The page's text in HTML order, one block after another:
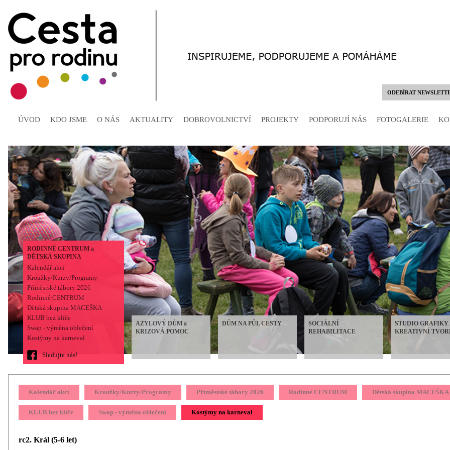
ÚVOD KDO JSME O NÁS AKTUALITY DOBROVOLNICTVÍ PROJEKTY PODPORUJÍ NÁS FOTOGALERIE
ODEBÍRAT
RODINNÉ CENTRUM a
DĚTSKÁ SKUPINA
Kalendář akcí
Kroužky/Kurzy/Programy
Příměstské tábory 2026
Rodinné CENTRUM
Dětská skupina MACEŠKA
KLUB bez klíče
Swap - výměna oblečení
Kostýmy na karneval
Sledujte nás!
AZYLOVÝ DŮM a
KRIZOVÁ POMOC
DŮM NA PŮL CESTY
SOCIÁLNÍ
REHABILITACE
STUDIO GRAFIKY
KREATIVNÍ
Kalendář akcí Kroužky/Kurzy/Programy Příměstské tábory 2026 Rodinné CENTRUM Dětská skupina MACEŠKA
KLUB bez klíče Swap - výměna oblečení Kostýmy na karneval
rc2. Král (5-6 let)